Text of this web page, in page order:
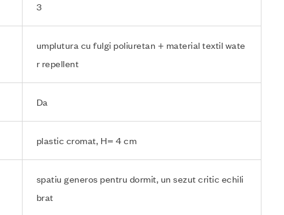
3
umplutura cu fulgi poliuretan + material textil wate
r repellent
Da
plastic cromat, H= 4 cm
spatiu generos pentru dormit, un sezut critic echili
brat